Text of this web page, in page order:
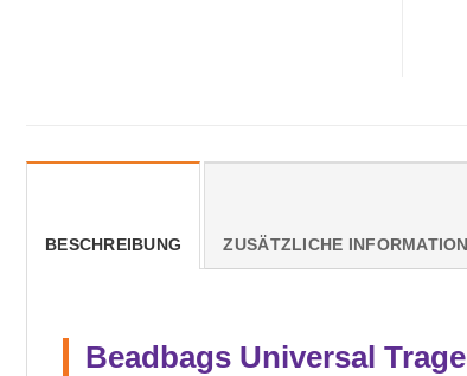
BESCHREIBUNG ZUSÄTZLICHE
Beadbags Universal